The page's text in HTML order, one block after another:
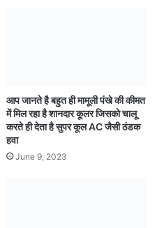
आप जानते है बहुत ही मामूली पंखे की कीमत
में मिल रहा है शानदार कूलर जिसको चालू
करते ही देता है सुपर कूल AC जैसी ठंडक
हवा
June 9, 2023